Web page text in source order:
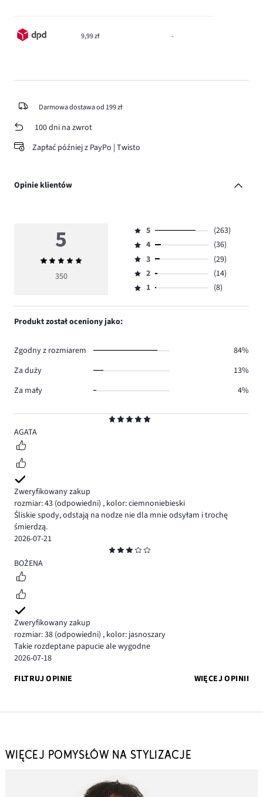
9,99 zł -
Darmowa dostawa od 199 zł
100 dni na zwrot
Zapłać później z PayPo | Twisto
Opinie klientów
5
AGATA
Zweryfikowany zakup
rozmiar: 43 (odpowiedni) , kolor: ciemnoniebieski
Śliskie spody, odstają na nodze nie dla mnie odsyłam i trochę
śmierdzą.
2026-07-21
3
BOŻENA
Zweryfikowany zakup
rozmiar: 38 (odpowiedni) , kolor: jasnoszary
Takie rozdeptane papucie ale wygodne
2026-07-18
FILTRUJ OPINIE
WIĘCEJ OPINII
5
Średnia
ocena
350
Ocena
5,
ilość
głosów
263.
5
(263)
Ocena
4,
ilość
głosów
4
(36)
Ocena
3,
ilość
3
(29)
Ocena
2,
2
(14)
Ocena
1,
1 (8)
Produkt został oceniony jako:
Zgodny z rozmiarem
84%
Za duży
13%
Za mały
4%
WIĘCEJ POMYSŁÓW NA STYLIZACJE